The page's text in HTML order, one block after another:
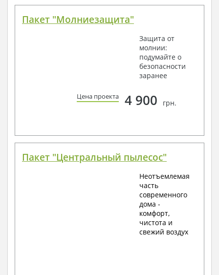
Пакет "Молниезащита"
Защита от
молнии:
подумайте о
безопасности
заранее
Цена проекта 4 900 грн.
Пакет "Центральный пылесос"
Неотъемлемая
часть
современного
дома -
комфорт,
чистота и
свежий воздух